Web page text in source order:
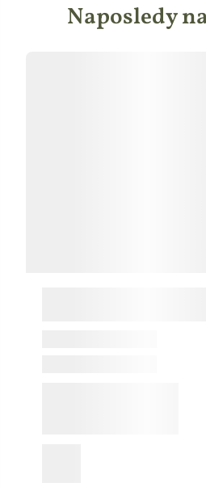
Naposledy